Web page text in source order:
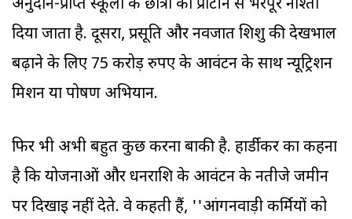
अनुदान-प्राप्त स्कूलों के छात्रों को प्रोटीन से भरपूर नाश्ता
दिया जाता है. दूसरा, प्रसूति और नवजात शिशु की देखभाल
बढ़ाने के लिए 75 करोड़ रुपए के आवंटन के साथ न्यूट्रिशन
मिशन या पोषण अभियान.
फिर भी अभी बहुत कुछ करना बाकी है. हार्डीकर का कहना
है कि योजनाओं और धनराशि के आवंटन के नतीजे जमीन
पर दिखाई नहीं देते. वे कहती हैं, ''आंगनवाड़ी कर्मियों को